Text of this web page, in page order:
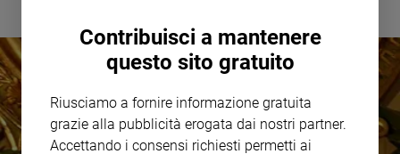
Contribuisci a mantenere
questo sito gratuito
Riusciamo a fornire informazione gratuita
grazie alla pubblicità erogata dai nostri partner.
Accettando i consensi richiesti permetti ai